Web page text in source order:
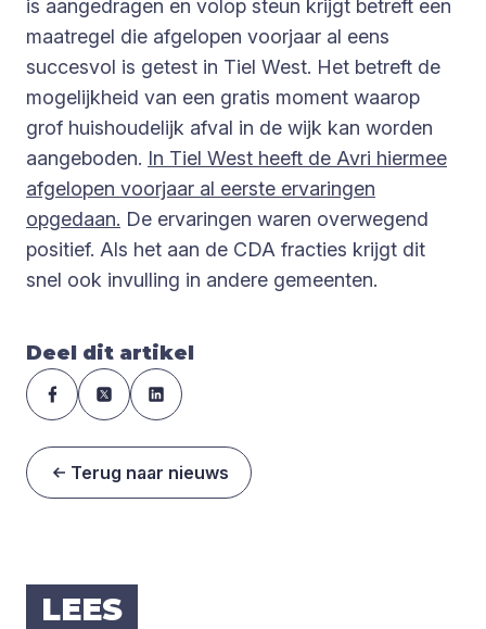
is aangedragen en volop steun krijgt betreft een
maatregel die afgelopen voorjaar al eens
succesvol is getest in Tiel West. Het betreft de
mogelijkheid van een gratis moment waarop
grof huishoudelijk afval in de wijk kan worden
aangeboden. In Tiel West heeft de Avri hiermee
afgelopen voorjaar al eerste ervaringen
opgedaan. De ervaringen waren overwegend
positief. Als het aan de CDA fracties krijgt dit
snel ook invulling in andere gemeenten.
Deel dit artikel
Terug naar nieuws
LEES